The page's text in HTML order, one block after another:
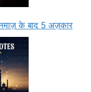
के बाद 5 अज़कार